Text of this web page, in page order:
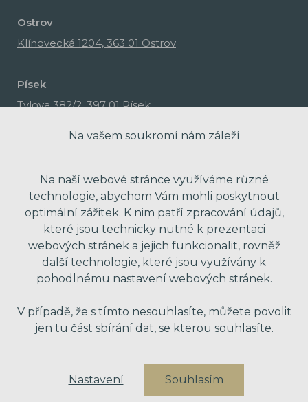
Ostrov
Klínovecká 1204, 363 01 Ostrov
Písek
Tylova 382/2, 397 01 Písek
Na vašem soukromí nám záleží
Na naší webové stránce využíváme různé
technologie, abychom Vám mohli poskytnout
optimální zážitek. K nim patří zpracování údajů,
které jsou technicky nutné k prezentaci
webových stránek a jejich funkcionalit, rovněž
další technologie, které jsou využívány k
pohodlnému nastavení webových stránek.
V případě, že s tímto nesouhlasíte, můžete povolit
jen tu část sbírání dat, se kterou souhlasíte.
Nastavení Souhlasím